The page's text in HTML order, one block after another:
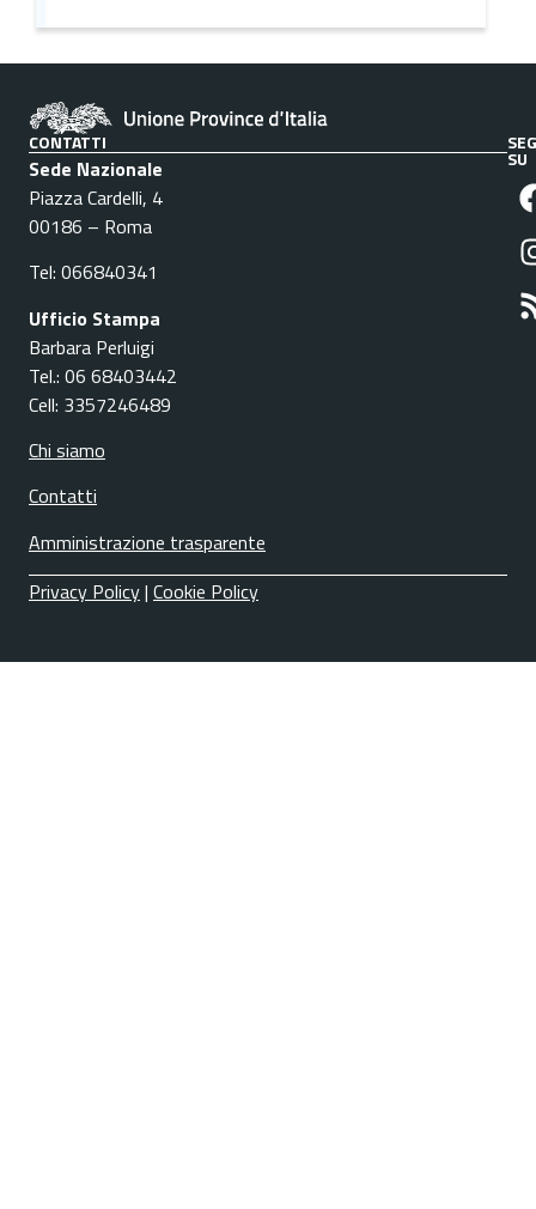
CONTATTI
Sede Nazionale
Piazza Cardelli, 4
00186 – Roma
Tel: 066840341
Ufficio Stampa
Barbara Perluigi
Tel.: 06 68403442
Cell: 3357246489
Chi siamo
Contatti
Amministrazione trasparente
SU
Privacy Policy| Cookie Policy